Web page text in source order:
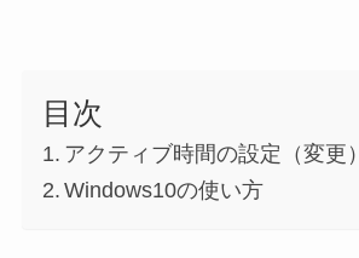
目次
アクティブ時間の設定（変更）
Windows10の使い方